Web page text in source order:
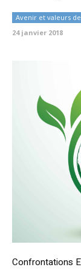
Avenir et valeurs
24 janvier 2018
Confrontations